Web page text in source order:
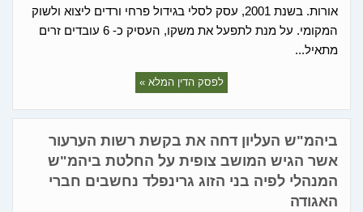
אורות. בשנת 2001, עסק לסלי בגידול פרחי ורדים ליצוא ולשוק
המקומי. על מנת לתפעל את משקו, העסיק כ- 6 עובדים זרים
מתאיל...
לפסק הדין המלא »
ביהמ"ש העליון דחה את בקשת רשות הערעור
אשר הגיש המושב צופית על החלטת ביהמ"ש
המנהלי לפיה בני הזוג גרינפלד נחשבים חברי
האגודה